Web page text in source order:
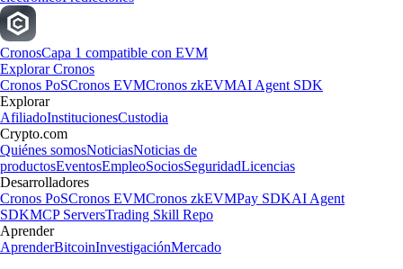
CronosCapa 1 compatible con EVM
Explorar Cronos
Cronos PoSCronos EVMCronos zkEVMAI Agent SDK
Explorar
AfiliadoInstitucionesCustodia
Crypto.com
Quiénes somosNoticiasNoticias de
productosEventosEmpleoSociosSeguridadLicencias
Desarrolladores
Cronos PoSCronos EVMCronos zkEVMPay SDKAI Agent
SDKMCP ServersTrading Skill Repo
Aprender
AprenderBitcoinInvestigaciónMercado